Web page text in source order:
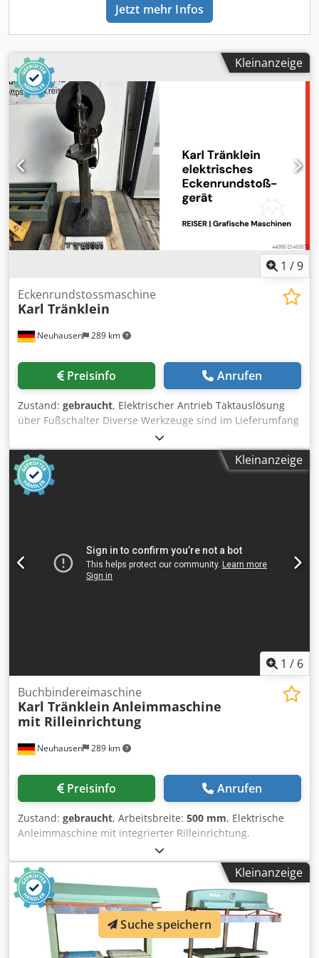
Katalogen und Einbänden.Jetzt mehr Infos
Kleinanzeige
1 /9
Neuhausen 289 km
Eckenrundstossmaschine
Karl Tränklein
Preisinfo Anrufen
Zustand: gebraucht, Elektrischer Antrieb Taktauslösung
über Fußschalter Diverse Werkzeuge sind im Lieferumfang
dabei: 1 x Ober-/Untermesser mit Radius 4 mm 1 x
Ober-/Untermesser mit Radius 6 mm 1 x
Ober-/Untermesser mit Radius 7 mm 1 x
Ober-/Untermesser mit Radius 8 mm 1 x
Ober-/Untermesser mit Radius 9 mm Chjdpfjythzujx Ap Aja
Kleinanzeige
1 / 6
Neuhausen 289 km
Buchbindereimaschine
Karl Tränklein Anleimmaschine
mit Rilleinrichtung
Preisinfo Anrufen
Zustand: gebraucht, Arbeitsbreite: 500 mm, Elektrische
Anleimmaschine mit integrierter Rilleinrichtung.
Einlaufbreite ca. 500 mm Folgende Leimauftragräder sind
dabei (Das Leimbecken kann jeweils an die Breite des
benötigten Leimauftragrades angepasst werden) 1 x 13
mm Breite 1 x 15 mm Breite 1 x 17 mm Breite 1 x 19 mm
Breite 1 x 21 mm Breite 1 x 23 mm Breite 1 x 25 mm Breite
1 x 27 mm Breite 1 x 33 mm Breite Chjdpfxsytxw Hs Ap Aea
Kleinanzeige
Suche speichern